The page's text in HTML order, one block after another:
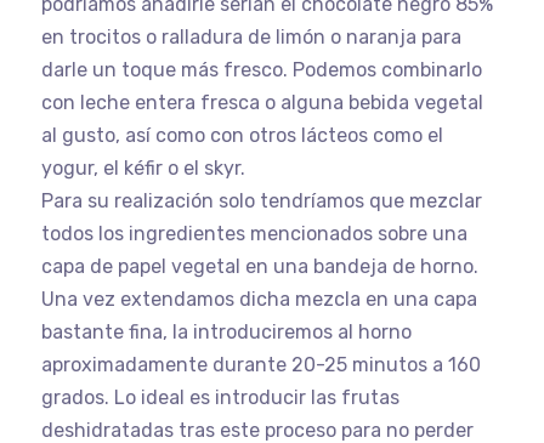
en trocitos o ralladura de limón o naranja para
darle un toque más fresco. Podemos combinarlo
con leche entera fresca o alguna bebida vegetal
al gusto, así como con otros lácteos como el
yogur, el kéfir o el skyr.
Para su realización solo tendríamos que mezclar
todos los ingredientes mencionados sobre una
capa de papel vegetal en una bandeja de horno.
Una vez extendamos dicha mezcla en una capa
bastante fina, la introduciremos al horno
aproximadamente durante 20-25 minutos a 160
grados. Lo ideal es introducir las frutas
deshidratadas tras este proceso para no perder